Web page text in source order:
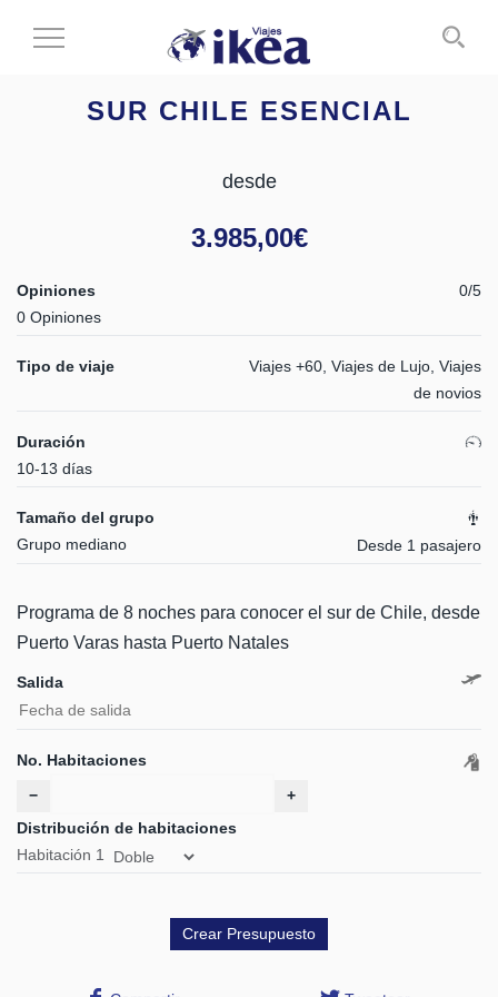
Cambiar
SUR CHILE ESENCIAL
desde
3.985,00€
Opiniones
0 Opiniones
0/5
Tipo de viaje
Viajes +60, Viajes de Lujo, Viajes
de novios
Duración
10-13 días
Tamaño del grupo
Grupo mediano
Desde 1 pasajero
Programa de 8 noches para conocer el sur de Chile, desde
Puerto Varas hasta Puerto Natales
Salida
No. Habitaciones
−
+
Distribución de habitaciones
Habitación 1